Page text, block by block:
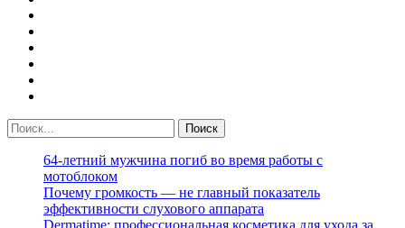
64-летний мужчина погиб во время работы с
мотоблоком
Почему громкость — не главный показатель
эффективности слухового аппарата
Dermatime: профессиональная косметика для ухода за